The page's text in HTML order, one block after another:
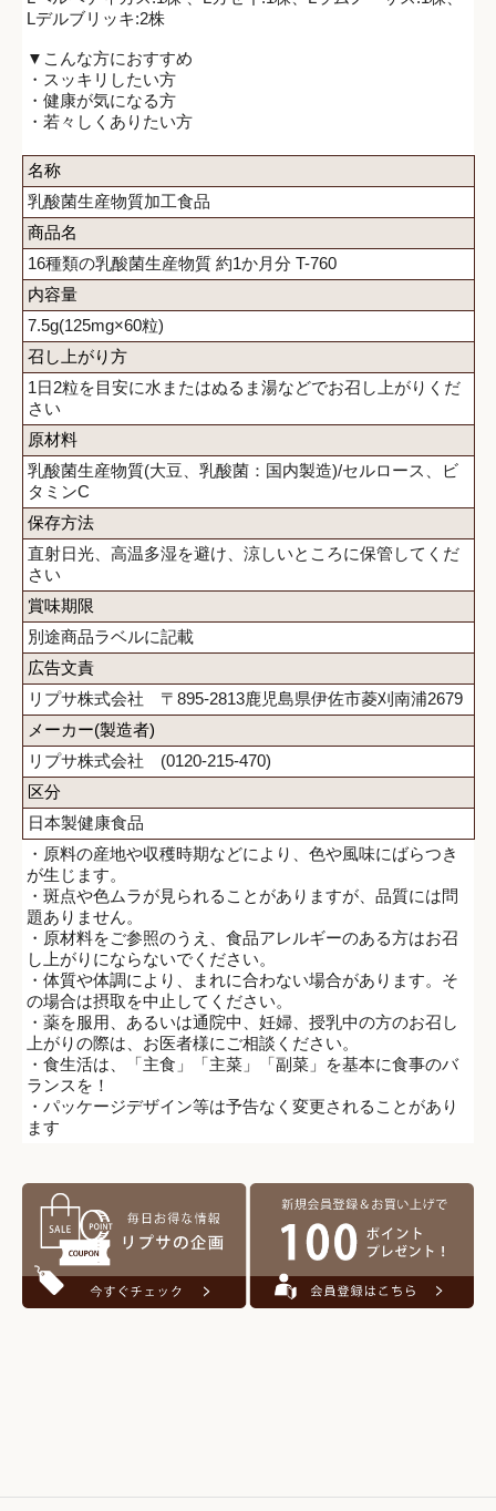
Lデルブリッキ:2株
▼こんな方におすすめ
・スッキリしたい方
・健康が気になる方
・若々しくありたい方
名称
乳酸菌生産物質加工食品
商品名
16種類の乳酸菌生産物質 約1か月分 T-760
内容量
7.5g(125mg×60粒)
召し上がり方
1日2粒を目安に水またはぬるま湯などでお召し上がりくだ
さい
原材料
乳酸菌生産物質(大豆、乳酸菌：国内製造)/セルロース、ビ
タミンC
保存方法
直射日光、高温多湿を避け、涼しいところに保管してくだ
さい
賞味期限
別途商品ラベルに記載
広告文責
リプサ株式会社 〒895-2813鹿児島県伊佐市菱刈南浦2679
メーカー(製造者)
リプサ株式会社 (0120-215-470)
区分
日本製健康食品
・原料の産地や収穫時期などにより、色や風味にばらつき
が生じます。
・斑点や色ムラが見られることがありますが、品質には問
題ありません。
・原材料をご参照のうえ、食品アレルギーのある方はお召
し上がりにならないでください。
・体質や体調により、まれに合わない場合があります。そ
の場合は摂取を中止してください。
・薬を服用、あるいは通院中、妊婦、授乳中の方のお召し
上がりの際は、お医者様にご相談ください。
・食生活は、「主食」「主菜」「副菜」を基本に食事のバ
ランスを！
・パッケージデザイン等は予告なく変更されることがあり
ます